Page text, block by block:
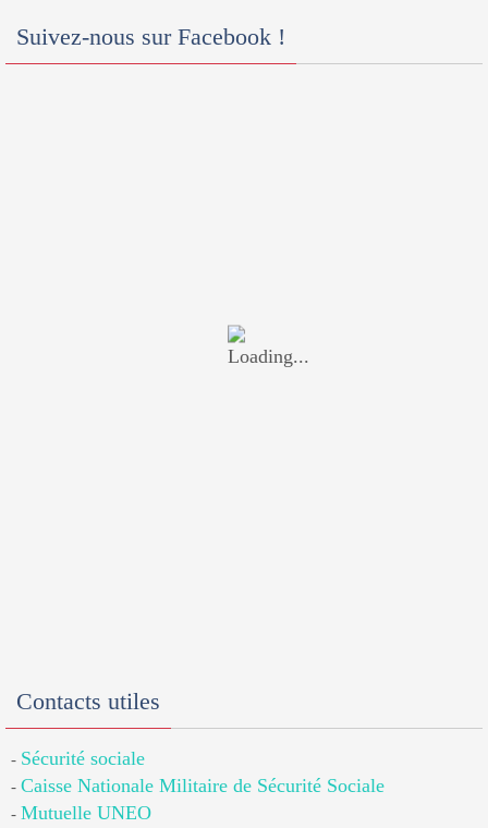
Suivez-nous sur Facebook !
Contacts utiles
- Sécurité sociale
- Caisse Nationale Militaire de Sécurité Sociale
- Mutuelle UNEO